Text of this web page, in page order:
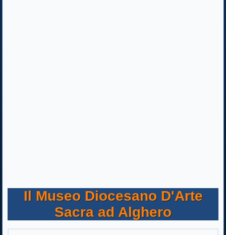
Il Museo Diocesano D'Arte
Sacra ad Alghero